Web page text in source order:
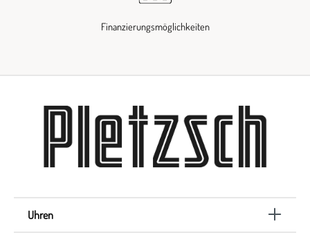
Finanzierungsmöglichkeiten
Uhren